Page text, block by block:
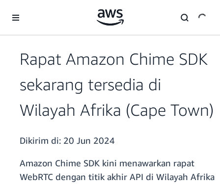
Rapat Amazon Chime SDK
sekarang tersedia di
Wilayah Afrika (Cape Town)
Dikirim di: 20 Jun 2024
Amazon Chime SDK kini menawarkan rapat
WebRTC dengan titik akhir API di Wilayah Afrika